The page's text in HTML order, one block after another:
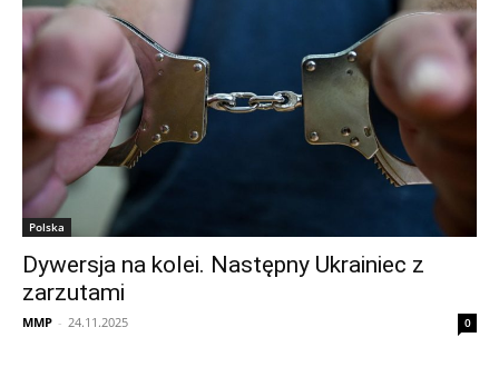
Polska
Dywersja na kolei. Następny Ukrainiec z
zarzutami
MMP - 24.11.2025 0